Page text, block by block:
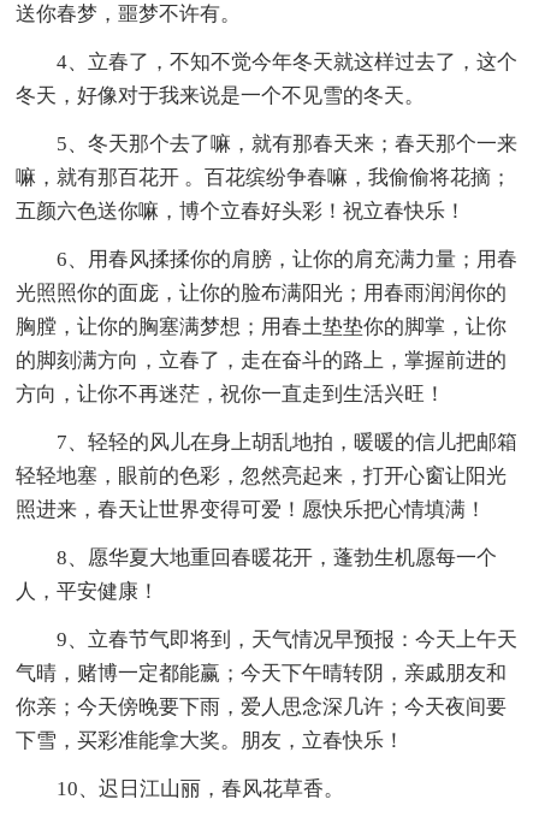
送你春梦，噩梦不许有。
4、立春了，不知不觉今年冬天就这样过去了，这个
冬天，好像对于我来说是一个不见雪的冬天。
5、冬天那个去了嘛，就有那春天来；春天那个一来
嘛，就有那百花开 。百花缤纷争春嘛，我偷偷将花摘；
五颜六色送你嘛，博个立春好头彩！祝立春快乐！
6、用春风揉揉你的肩膀，让你的肩充满力量；用春
光照照你的面庞，让你的脸布满阳光；用春雨润润你的
胸膛，让你的胸塞满梦想；用春土垫垫你的脚掌，让你
的脚刻满方向，立春了，走在奋斗的路上，掌握前进的
方向，让你不再迷茫，祝你一直走到生活兴旺！
7、轻轻的风儿在身上胡乱地拍，暖暖的信儿把邮箱
轻轻地塞，眼前的色彩，忽然亮起来，打开心窗让阳光
照进来，春天让世界变得可爱！愿快乐把心情填满！
8、愿华夏大地重回春暖花开，蓬勃生机愿每一个
人，平安健康！
9、立春节气即将到，天气情况早预报：今天上午天
气晴，赌博一定都能赢；今天下午晴转阴，亲戚朋友和
你亲；今天傍晚要下雨，爱人思念深几许；今天夜间要
下雪，买彩准能拿大奖。朋友，立春快乐！
10、迟日江山丽，春风花草香。